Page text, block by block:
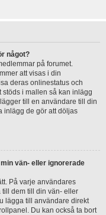
något?
på forumet.
att visas i din
deras onlinestatus och
i mallen så kan inlägg
till en användare till din
inlägg de gör att döljas
vän- eller ignorerade
På varje användares
dem till din vän- eller
lägga till användare direkt
Du kan också ta bort